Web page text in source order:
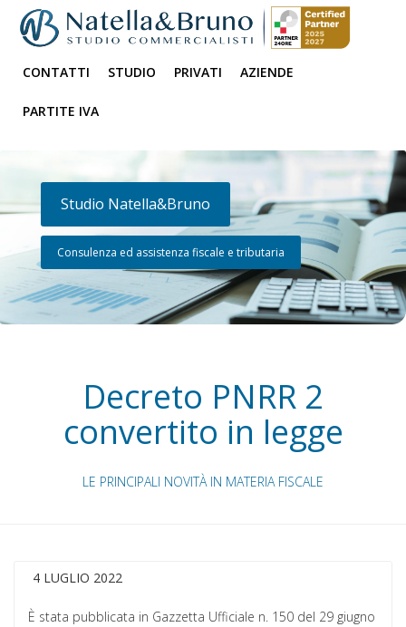
CONTATTI STUDIO PRIVATI AZIENDE
PARTITE IVA
Studio Natella&Bruno
Consulenza ed assistenza fiscale e tributaria
Decreto PNRR 2
convertito in legge
LE PRINCIPALI NOVITÀ IN MATERIA FISCALE
4 LUGLIO 2022
È stata pubblicata in Gazzetta Ufficiale n. 150 del 29 giugno